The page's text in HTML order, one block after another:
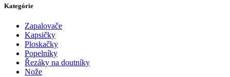
Kategórie
Zapalovače
Kapsičky
Ploskačky
Popelníky
Řezáky na doutníky
Nože